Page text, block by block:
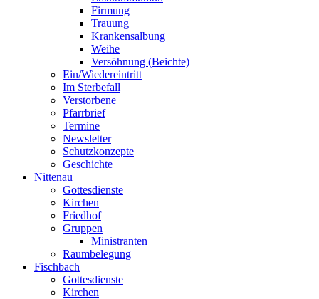
Firmung
Trauung
Krankensalbung
Weihe
Versöhnung (Beichte)
Ein/Wiedereintritt
Im Sterbefall
Verstorbene
Pfarrbrief
Termine
Newsletter
Schutzkonzepte
Geschichte
Nittenau
Gottesdienste
Kirchen
Friedhof
Gruppen
Ministranten
Raumbelegung
Fischbach
Gottesdienste
Kirchen